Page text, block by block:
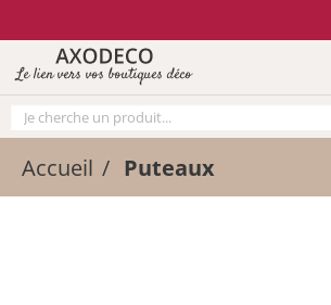
Le lien vers vos boutiques déco
Accueil Puteaux